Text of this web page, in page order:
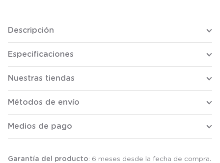
Descripción
Especificaciones
Nuestras tiendas
Métodos de envío
Medios de pago
Garantía del producto: 6 meses desde la fecha de compra.